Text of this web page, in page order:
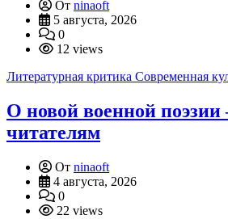
От ninaoft
5 августа, 2026
0
12 views
Литературная критика Современная
О новой военной поэзии
читателям
От ninaoft
4 августа, 2026
0
22 views